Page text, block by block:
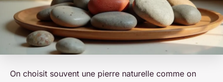
On choisit souvent une pierre naturelle comme on